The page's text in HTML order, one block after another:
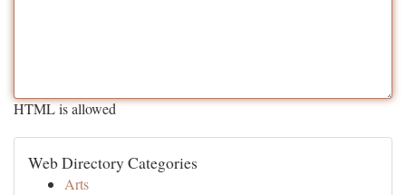
HTML is allowed
Web Directory Categories
Arts